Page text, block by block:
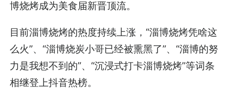
博烧烤成为美食届新晋顶流。
目前淄博烧烤的热度持续上涨，“淄博烧烤凭啥这
么火”、“淄博烧炭小哥已经被熏黑了”、“淄博的努
力是我想不到的”、“沉浸式打卡淄博烧烤”等词条
相继登上抖音热榜。